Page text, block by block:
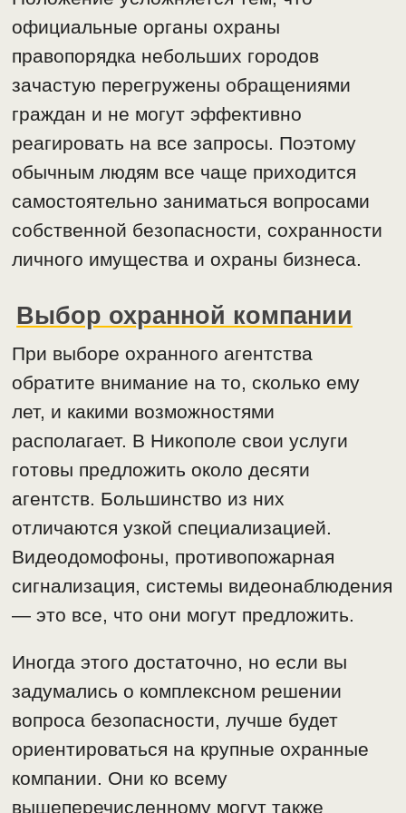
официальные органы охраны
правопорядка небольших городов
зачастую перегружены обращениями
граждан и не могут эффективно
реагировать на все запросы. Поэтому
обычным людям все чаще приходится
самостоятельно заниматься вопросами
собственной безопасности, сохранности
личного имущества и охраны бизнеса.
Выбор охранной компании
При выборе охранного агентства
обратите внимание на то, сколько ему
лет, и какими возможностями
располагает. В Никополе свои услуги
готовы предложить около десяти
агентств. Большинство из них
отличаются узкой специализацией.
Видеодомофоны, противопожарная
сигнализация, системы видеонаблюдения
— это все, что они могут предложить.
Иногда этого достаточно, но если вы
задумались о комплексном решении
вопроса безопасности, лучше будет
ориентироваться на крупные охранные
компании. Они ко всему
вышеперечисленному могут также